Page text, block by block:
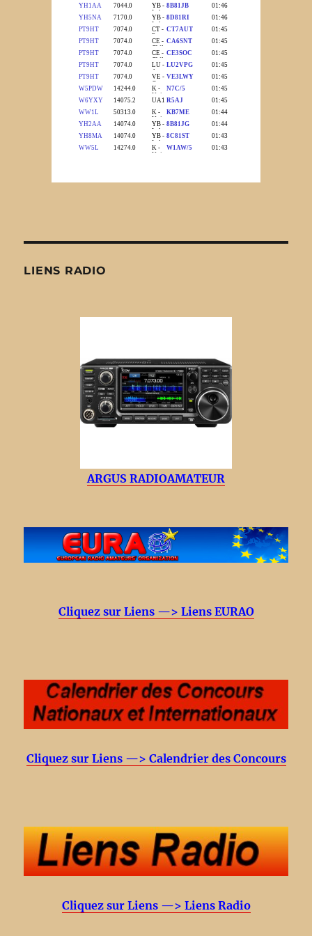
LIENS RADIO
ARGUS RADIOAMATEUR
Cliquez sur Liens —> Liens EURAO
Cliquez sur Liens —> Calendrier des Concours
Cliquez sur Liens —> Liens Radio